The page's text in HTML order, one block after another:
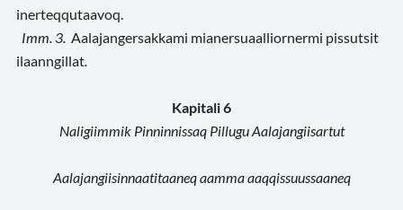
inerteqqutaavoq.
Imm. 3. Aalajangersakkami mianersuaalliornermi pissutsit
ilaanngillat
Kapitali 6
Naligiimmik Pinninnissaq Pillugu Aalajangiisartut
Aalajangiisinnaatitaaneq aamma aaqqissuussaaneq